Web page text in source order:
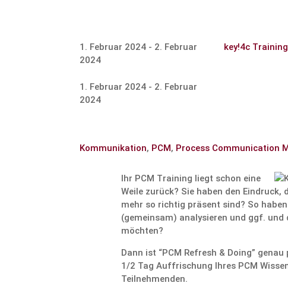
1. Februar 2024 - 2. Februar
2024
1. Februar 2024 - 2. Februar
2024
key!4c
Kommunikation, PCM, Process Communication
Ihr PCM Training liegt schon eine
Weile zurück? Sie haben den Eindruck,
mehr so richtig präsent sind? So
(gemeinsam) analy­sieren und ggf.
möchten?
Dann ist “PCM Refresh & Doing”
1/2 Tag Auffri­schung Ihres PCM
Teilnehmenden.